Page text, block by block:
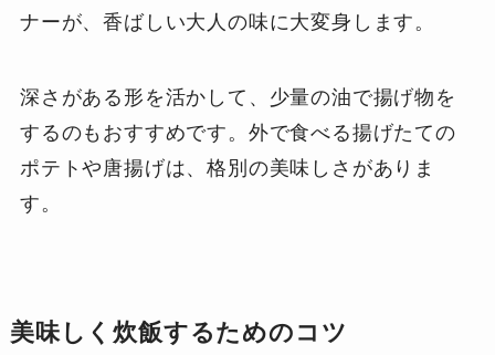
ナーが、香ばしい大人の味に大変身します。
深さがある形を活かして、少量の油で揚げ物を
するのもおすすめです。外で食べる揚げたての
ポテトや唐揚げは、格別の美味しさがありま
す。
美味しく炊飯するためのコツ